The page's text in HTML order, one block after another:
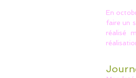
En
faire un
réalisé